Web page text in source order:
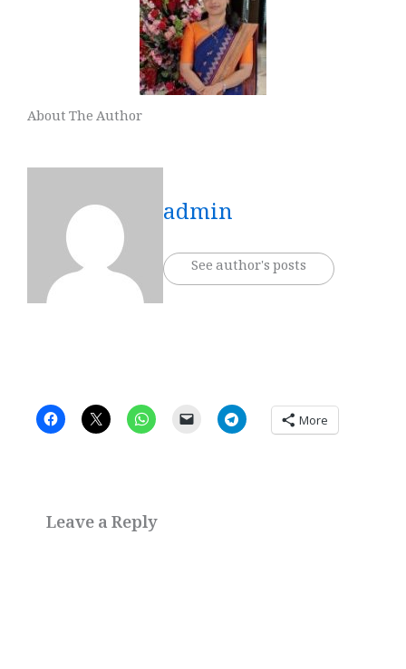
About The Author
admin
See author's posts
More
Leave a Reply